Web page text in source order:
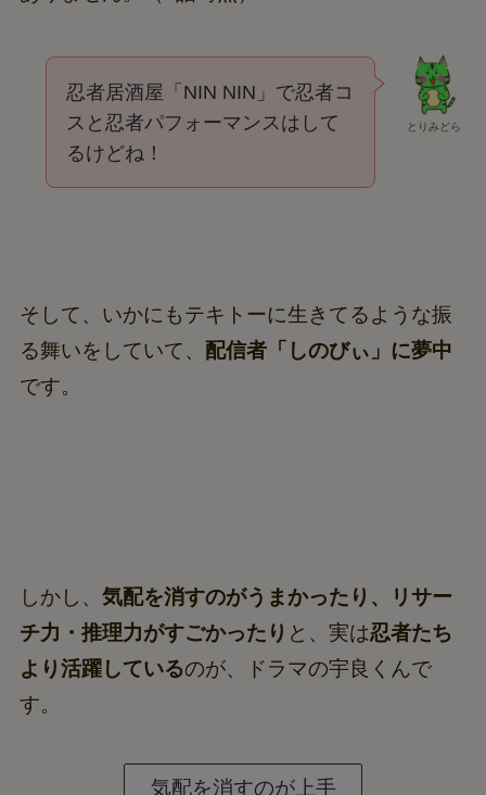
とりみどら
忍者居酒屋「NIN NIN」で忍者コ
スと忍者パフォーマンスはして
るけどね！
そして、いかにもテキトーに生きてるような振
る舞いをしていて、 配信者「しのびぃ」に夢中
です。
しかし、 気配を消すのがうまかったり、リサー
チ力・推理力がすごかったり と、実は忍者たち
より活躍しているのが、ドラマの宇良くんで
す。
気配を消すのが上手